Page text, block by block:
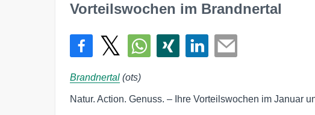
Vorteilswochen im Brandnertal
Brandnertal (ots)
Natur. Action. Genuss. – Ihre Vorteilswochen im Januar